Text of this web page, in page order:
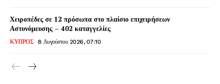
Χειροπέδες σε 12 πρόσωπα στο πλαίσιο επιχειρήσεων
Αστυνόμευσης – 402 καταγγελίες
ΚΥΠΡΟΣ 8 Αυγούστου 2026, 07:10